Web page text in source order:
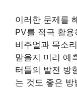
이러한 문제를
PV를 적극 활
비주얼과 목소
맡을지 미리 예
터들의 발전 방
는 것도 좋은 방